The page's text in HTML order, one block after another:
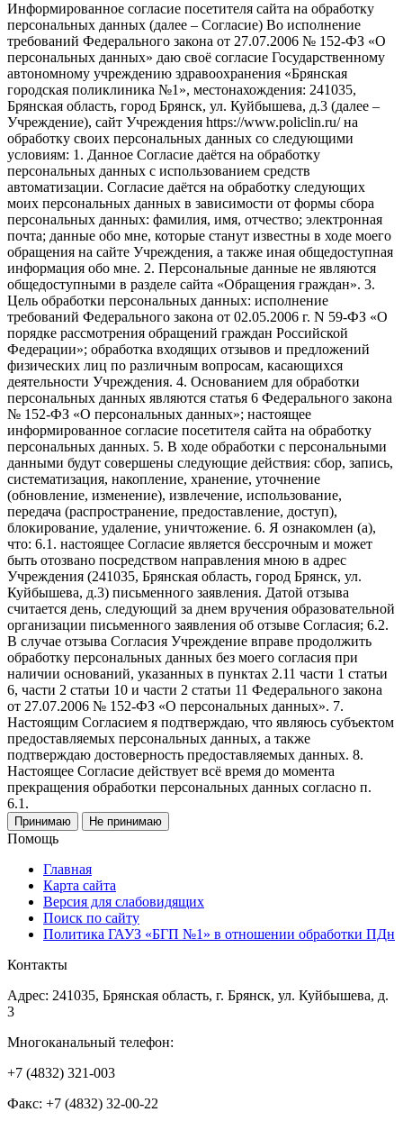
Информированное согласие посетителя сайта на обработку
персональных данных (далее – Согласие) Во исполнение
требований Федерального закона от 27.07.2006 № 152-ФЗ «О
персональных данных» даю своё согласие Государственному
автономному учреждению здравоохранения «Брянская
городская поликлиника №1», местонахождения: 241035,
Брянская область, город Брянск, ул. Куйбышева, д.3 (далее –
Учреждение), сайт Учреждения https://www.policlin.ru/ на
обработку своих персональных данных со следующими
условиям: 1. Данное Согласие даётся на обработку
персональных данных с использованием средств
автоматизации. Согласие даётся на обработку следующих
моих персональных данных в зависимости от формы сбора
персональных данных: фамилия, имя, отчество; электронная
почта; данные обо мне, которые станут известны в ходе моего
обращения на сайте Учреждения, а также иная общедоступная
информация обо мне. 2. Персональные данные не являются
общедоступными в разделе сайта «Обращения граждан». 3.
Цель обработки персональных данных: исполнение
требований Федерального закона от 02.05.2006 г. N 59-ФЗ «О
порядке рассмотрения обращений граждан Российской
Федерации»; обработка входящих отзывов и предложений
физических лиц по различным вопросам, касающихся
деятельности Учреждения. 4. Основанием для обработки
персональных данных являются статья 6 Федерального закона
№ 152-ФЗ «О персональных данных»; настоящее
информированное согласие посетителя сайта на обработку
персональных данных. 5. В ходе обработки с персональными
данными будут совершены следующие действия: сбор, запись,
систематизация, накопление, хранение, уточнение
(обновление, изменение), извлечение, использование,
передача (распространение, предоставление, доступ),
блокирование, удаление, уничтожение. 6. Я ознакомлен (а),
что: 6.1. настоящее Согласие является бессрочным и может
быть отозвано посредством направления мною в адрес
Учреждения (241035, Брянская область, город Брянск, ул.
Куйбышева, д.3) письменного заявления. Датой отзыва
считается день, следующий за днем вручения образовательной
организации письменного заявления об отзыве Согласия; 6.2.
В случае отзыва Согласия Учреждение вправе продолжить
обработку персональных данных без моего согласия при
наличии оснований, указанных в пунктах 2.11 части 1 статьи
6, части 2 статьи 10 и части 2 статьи 11 Федерального закона
от 27.07.2006 № 152-ФЗ «О персональных данных». 7.
Настоящим Согласием я подтверждаю, что являюсь субъектом
предоставляемых персональных данных, а также
подтверждаю достоверность предоставляемых данных. 8.
Настоящее Согласие действует всё время до момента
прекращения обработки персональных данных согласно п.
6.1.
Принимаю Не принимаю
Помощь
Главная
Карта сайта
Версия для слабовидящих
Поиск по сайту
Политика ГАУЗ «БГП №1» в отношении обработки ПДн
Контакты
Адрес: 241035, Брянская область, г. Брянск, ул. Куйбышева, д.
3
Многоканальный телефон:
+7 (4832) 321-003
Факс: +7 (4832) 32-00-22